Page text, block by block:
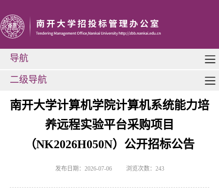
导航
二级导航
南开大学计算机学院计算机系统能力培
养远程实验平台采购项目
（NK2026H050N）公开招标公告
发布日期：2026-07-06 浏览次数： 243